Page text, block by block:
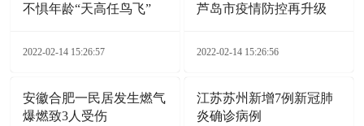
不惧年龄“天高任鸟飞”
2022-02-14 15:26:57
芦岛市疫情防控再升级
2022-02-14 15:26:56
安徽合肥一民居发生燃气
爆燃致3人受伤
江苏苏州新增7例新冠肺
炎确诊病例